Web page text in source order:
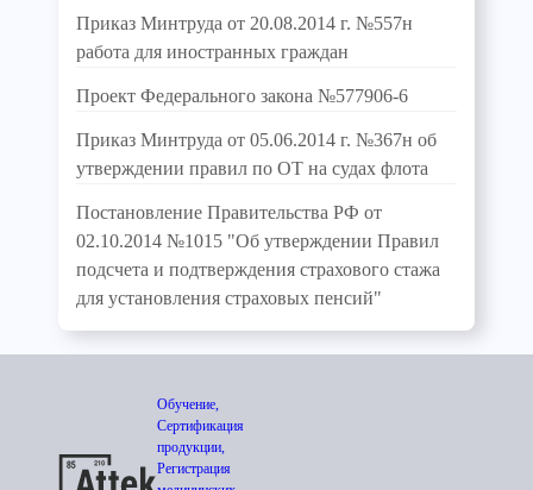
Приказ Минтруда от 20.08.2014 г. №557н
работа для иностранных граждан
Проект Федерального закона №577906-6
Приказ Минтруда от 05.06.2014 г. №367н об
утверждении правил по ОТ на судах флота
Постановление Правительства РФ от
02.10.2014 №1015 "Об утверждении Правил
подсчета и подтверждения страхового стажа
для установления страховых пенсий"
Обучение,
Сертификация
продукции,
Регистрация